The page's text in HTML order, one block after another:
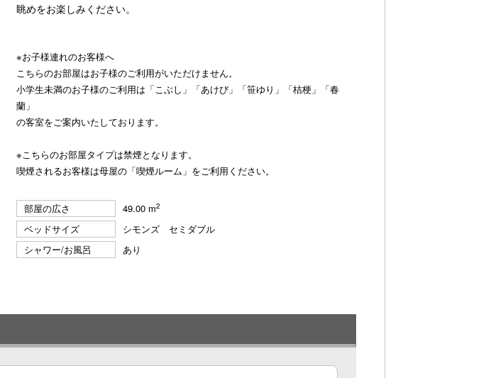
眺めをお楽しみください。
※お子様連れのお客様へ
こちらのお部屋はお子様のご利用がいただけません。
小学生未満のお子様のご利用は「こぶし」「あけび」「笹ゆり」「桔梗」「春
蘭」
の客室をご案内いたしております。
※こちらのお部屋タイプは禁煙となります。
喫煙されるお客様は母屋の「喫煙ルーム」をご利用ください。
部屋の広さ 49.00 m2
ベッドサイズ
シモンズ セミダブル
シャワー/お風呂
あり